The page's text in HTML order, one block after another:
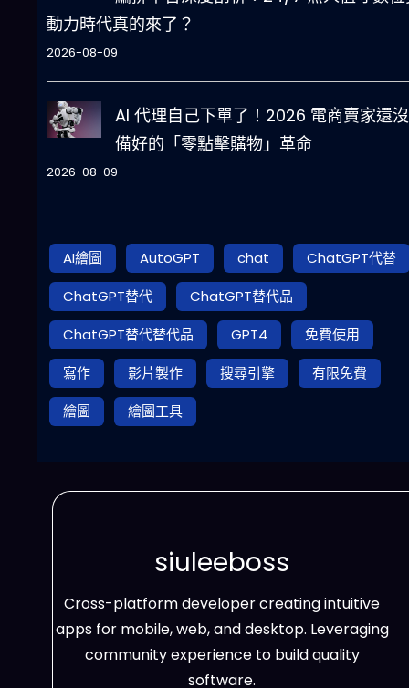
動力時代真的來了？
2026-08-09
AI 代理自己下單了！2026 電商賣家還
備好的「零點擊購物」革命
2026-08-09
AI繪圖 AutoGPT chat
ChatGPT代替
ChatGPT替代
ChatGPT替代品
ChatGPT替代替代品
GPT4
免費使用
寫作
影片製作 搜尋引擎
有限免費
繪圖
繪圖工具
siuleeboss
Cross-platform developer creating intuitive
apps for mobile, web, and desktop. Leveraging
community experience to build quality
software.